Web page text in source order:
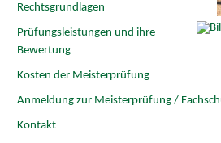
Rechtsgrundlagen
Prüfungsleistungen und ihre
Bewertung
Kosten der Meisterprüfung
Anmeldung zur Meisterprüfung /
Kontakt